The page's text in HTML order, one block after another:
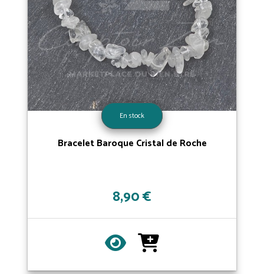
En stock
Bracelet Baroque Cristal de Roche
8,90 €